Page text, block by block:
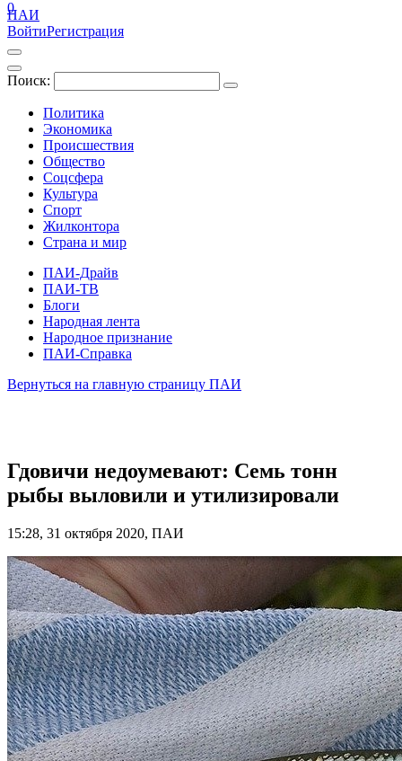
ПАИ
ВойтиРегистрация
Поиск:
Политика
Экономика
Происшествия
Общество
Соцсфера
Культура
Спорт
Жилконтора
Страна и мир
ПАИ-Драйв
ПАИ-ТВ
Блоги
Народная лента
Народное признание
ПАИ-Справка
0
Вернуться на главную страницу ПАИ
Гдовичи недоумевают: Семь тонн
рыбы выловили и утилизировали
15:28, 31 октября 2020, ПАИ